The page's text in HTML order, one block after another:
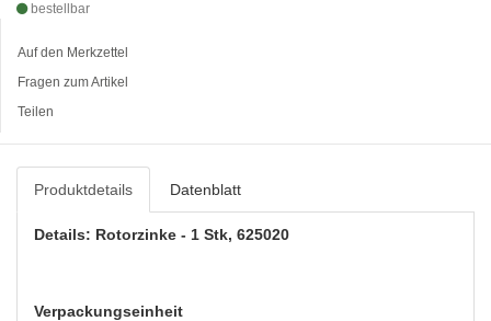
bestellbar
Auf den Merkzettel
Fragen zum Artikel
Teilen
Produktdetails Datenblatt
Details: Rotorzinke - 1 Stk, 625020
Verpackungseinheit